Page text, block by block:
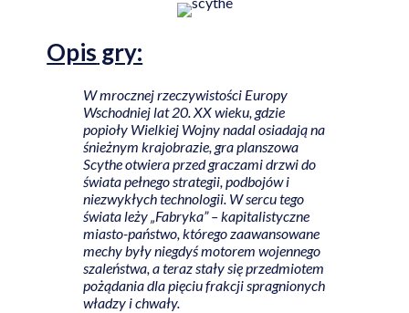
Opis gry:
W mrocznej rzeczywistości Europy
Wschodniej lat 20. XX wieku, gdzie
popioły Wielkiej Wojny nadal osiadają na
śnieżnym krajobrazie, gra planszowa
Scythe otwiera przed graczami drzwi do
świata pełnego strategii, podbojów i
niezwykłych technologii. W sercu tego
świata leży „Fabryka” – kapitalistyczne
miasto-państwo, którego zaawansowane
mechy były niegdyś motorem wojennego
szaleństwa, a teraz stały się przedmiotem
pożądania dla pięciu frakcji spragnionych
władzy i chwały.